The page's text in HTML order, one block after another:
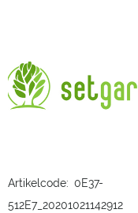
Artikelcode: 0E37-
512E7_20201021142912